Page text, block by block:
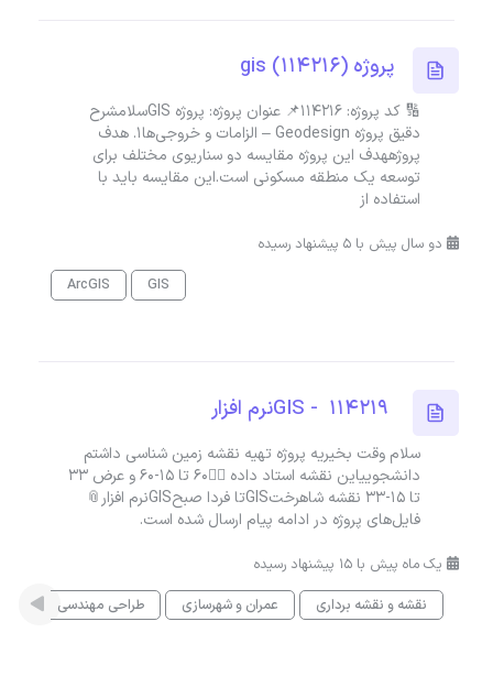
پروژه gis (114216)
🔢 کد پروژه: 114216📌 عنوان پروژه: پروژه GISسلامشرح
دقیق پروژه Geodesign – الزامات و خروجی‌ها1. هدف
پروژههدف این پروژه مقایسه دو سناریوی مختلف برای
توسعه یک منطقه مسکونی است.این مقایسه باید با
استفاده از
دو سال پیش با 5 پیشنهاد رسیده
GIS
ArcGIS
سلام وقت بخیریه پروژه تهیه نقشه زمین شناسی داشتم
دانشجوییاین نقشه استاد داده 👆🏻۶۰ تا ۱۵-۶۰ و عرض ۳۳
تا ۱۵-۳۳ نقشه شاهرختGISتا فردا صبحGISنرم افزار📎
فایل‌های پروژه در ادامه پیام ارسال شده است.
یک ماه پیش با 15 پیشنهاد رسیده
نقشه و نقشه برداری
عمران و شهرسازی طراحی مهندسی